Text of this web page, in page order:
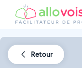
Retour